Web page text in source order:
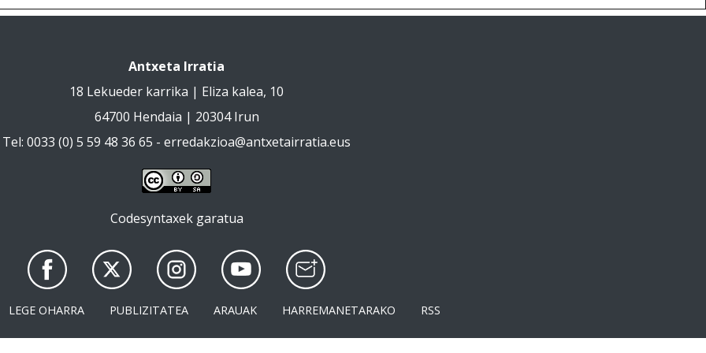
Antxeta Irratia
18 Lekueder karrika | Eliza kalea, 10
64700 Hendaia | 20304 Irun
Tel: 0033 (0) 5 59 48 36 65 - erredakzioa@antxetairratia.eus
Codesyntaxek garatua
LEGE OHARRA PUBLIZITATEA ARAUAK HARREMANETARAKO RSS